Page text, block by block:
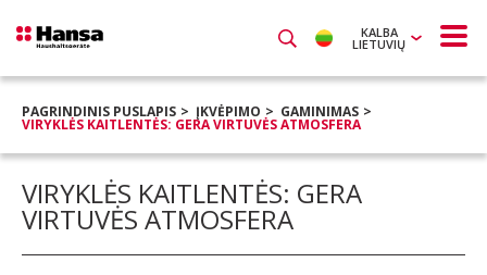
KALBA
LIETUVIŲ
PAGRINDINIS PUSLAPIS ĮKVĖPIMO GAMINIMAS
VIRYKLĖS KAITLENTĖS: GERA VIRTUVĖS ATMOSFERA
VIRYKLĖS KAITLENTĖS: GERA
VIRTUVĖS ATMOSFERA